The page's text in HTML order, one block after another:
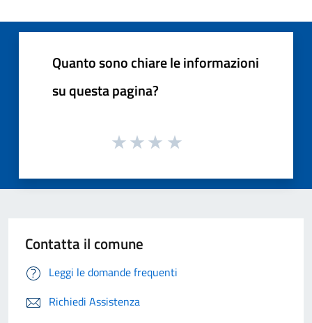
Quanto sono chiare le informazioni
su questa pagina?
Contatta il comune
Leggi le domande frequenti
Richiedi Assistenza